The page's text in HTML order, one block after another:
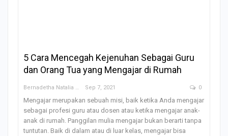
5 Cara Mencegah Kejenuhan Sebagai Guru
dan Orang Tua yang Mengajar di Rumah
Bernadetha Natalia Saklil Sep 7, 2021 0
Mengajar merupakan sebuah misi, baik ketika Anda mengajar
sebagai profesi guru atau dosen atau ketika mengajar anak-
anak di rumah. Panggilan mulia mengajar bukan berarti tanpa
tuntutan. Baik di dalam atau di luar kelas, mengajar bisa